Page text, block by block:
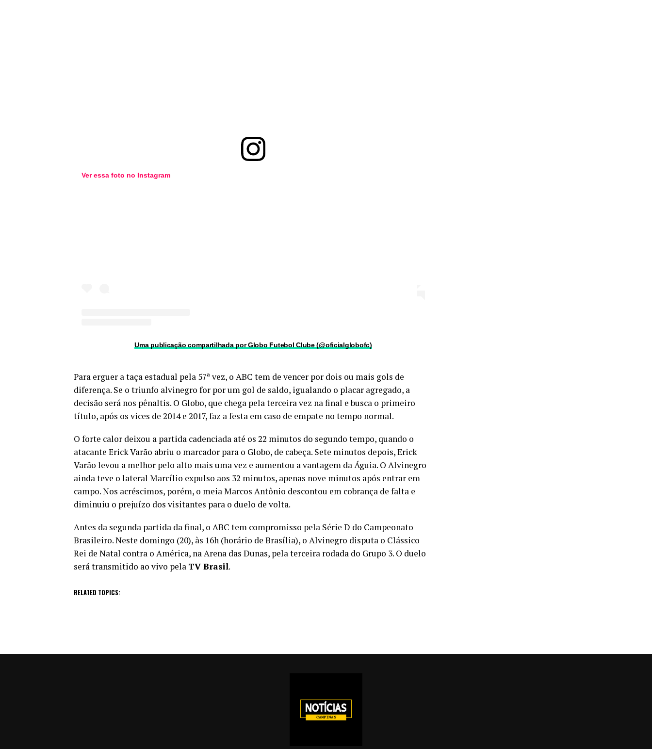
Ver essa foto no Instagram
Uma publicação compartilhada por Globo Futebol Clube (@oficialglobofc)
Para erguer a taça estadual pela 57ª vez, o ABC tem de vencer por dois ou mais gols de
diferença. Se o triunfo alvinegro for por um gol de saldo, igualando o placar agregado, a
decisão será nos pênaltis. O Globo, que chega pela terceira vez na final e busca o primeiro
título, após os vices de 2014 e 2017, faz a festa em caso de empate no tempo normal.
O forte calor deixou a partida cadenciada até os 22 minutos do segundo tempo, quando o
atacante Erick Varão abriu o marcador para o Globo, de cabeça. Sete minutos depois, Erick
Varão levou a melhor pelo alto mais uma vez e aumentou a vantagem da Águia. O Alvinegro
ainda teve o lateral Marcílio expulso aos 32 minutos, apenas nove minutos após entrar em
campo. Nos acréscimos, porém, o meia Marcos Antônio descontou em cobrança de falta e
diminuiu o prejuízo dos visitantes para o duelo de volta.
Antes da segunda partida da final, o ABC tem compromisso pela Série D do Campeonato
Brasileiro. Neste domingo (20), às 16h (horário de Brasília), o Alvinegro disputa o Clássico
Rei de Natal contra o América, na Arena das Dunas, pela terceira rodada do Grupo 3. O duelo
será transmitido ao vivo pela TV Brasil.
RELATED TOPICS: